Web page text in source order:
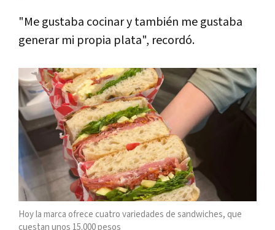
"Me gustaba cocinar y también me gustaba
generar mi propia plata", recordó.
Hoy la marca ofrece cuatro variedades de sandwiches, que
cuestan unos 15.000 pesos